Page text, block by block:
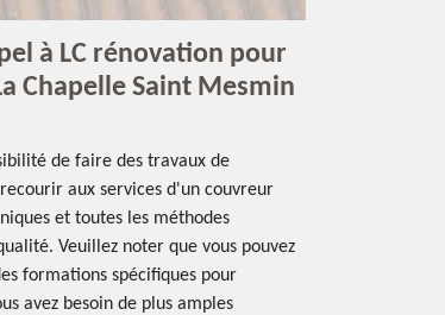
à LC rénovation pour
Chapelle Saint Mesmin
de faire des travaux de
aux services d'un couvreur
et toutes les méthodes
Veuillez noter que vous pouvez
formations spécifiques pour
avez besoin de plus amples